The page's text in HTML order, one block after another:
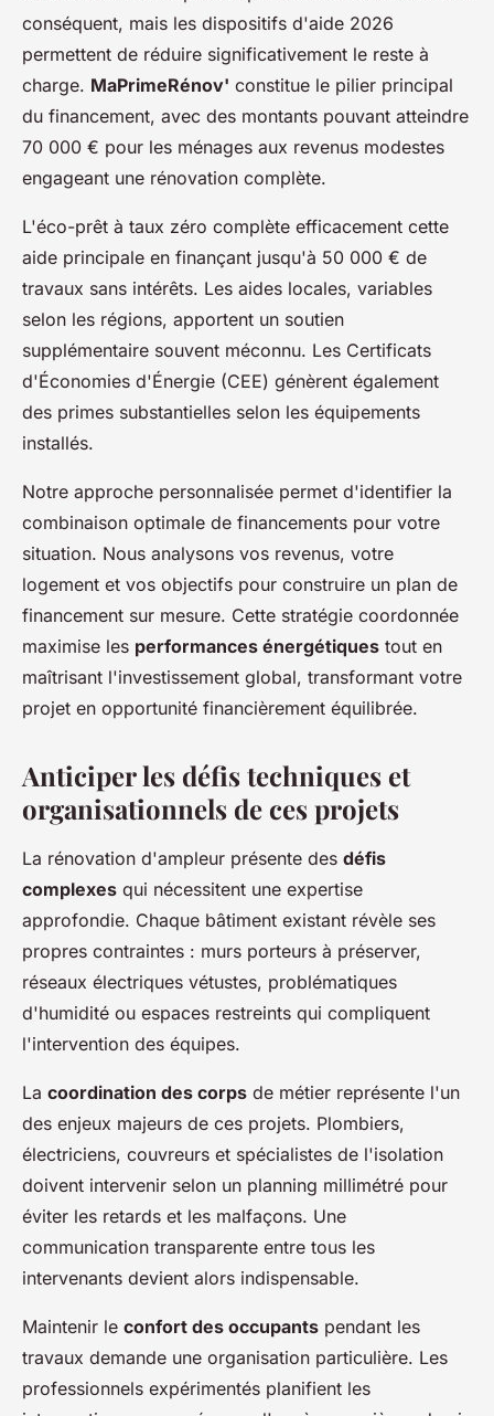
conséquent, mais les dispositifs d'aide 2026
permettent de réduire significativement le reste à
charge. MaPrimeRénov' constitue le pilier principal
du financement, avec des montants pouvant atteindre
70 000 € pour les ménages aux revenus modestes
engageant une rénovation complète.
L'éco-prêt à taux zéro complète efficacement cette
aide principale en finançant jusqu'à 50 000 € de
travaux sans intérêts. Les aides locales, variables
selon les régions, apportent un soutien
supplémentaire souvent méconnu. Les Certificats
d'Économies d'Énergie (CEE) génèrent également
des primes substantielles selon les équipements
installés.
Notre approche personnalisée permet d'identifier la
combinaison optimale de financements pour votre
situation. Nous analysons vos revenus, votre
logement et vos objectifs pour construire un plan de
financement sur mesure. Cette stratégie coordonnée
maximise les performances énergétiques tout en
maîtrisant l'investissement global, transformant votre
projet en opportunité financièrement équilibrée.
Anticiper les défis techniques et
organisationnels de ces projets
La rénovation d'ampleur présente des défis
complexes qui nécessitent une expertise
approfondie. Chaque bâtiment existant révèle ses
propres contraintes : murs porteurs à préserver,
réseaux électriques vétustes, problématiques
d'humidité ou espaces restreints qui compliquent
l'intervention des équipes.
La coordination des corps de métier représente l'un
des enjeux majeurs de ces projets. Plombiers,
électriciens, couvreurs et spécialistes de l'isolation
doivent intervenir selon un planning millimétré pour
éviter les retards et les malfaçons. Une
communication transparente entre tous les
intervenants devient alors indispensable.
Maintenir le confort des occupants pendant les
travaux demande une organisation particulière. Les
professionnels expérimentés planifient les